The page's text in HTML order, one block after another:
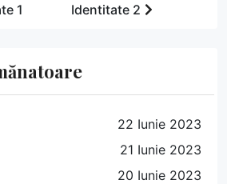
1 Identitate 2
22 Iunie 2023
21 Iunie 2023
20 Iunie 2023